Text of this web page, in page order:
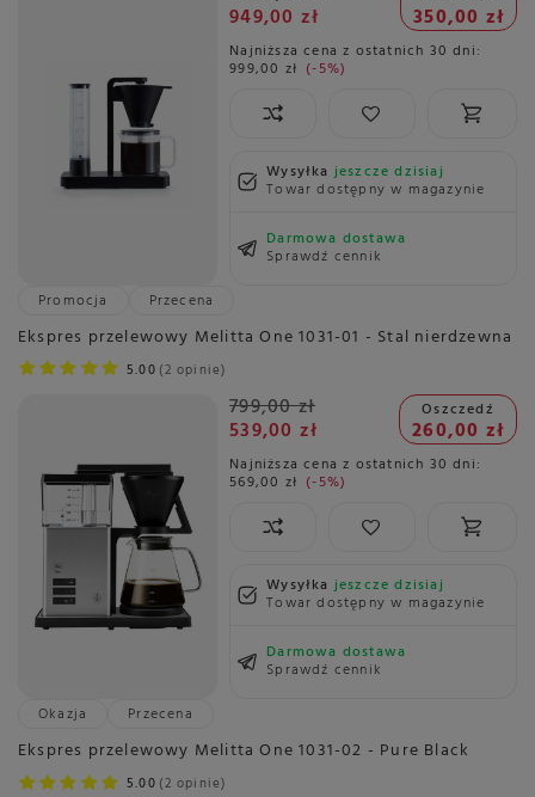
949,00 zł 350,00 zł
Najniższa cena z ostatnich 30 dni:
999,00 zł -5%
Wysyłkajeszcze dzisiaj
Towar dostępny w magazynie
Darmowa dostawa
Sprawdź cennik
Promocja
Przecena
Ekspres przelewowy Melitta One 1031-01 - Stal nierdzewna
5.00 2 opinie
799,00 zł
539,00 zł
Oszczedź
260,00 zł
Najniższa cena z ostatnich 30 dni:
569,00 zł -5%
Wysyłkajeszcze dzisiaj
Towar dostępny w magazynie
Darmowa dostawa
Sprawdź cennik
Okazja
Przecena
Ekspres przelewowy Melitta One 1031-02 - Pure Black
5.00 2 opinie